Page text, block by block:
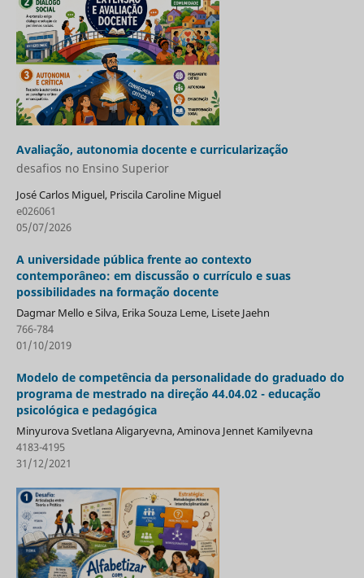
Avaliação, autonomia docente e curricularização
desafios no Ensino Superior
José Carlos Miguel, Priscila Caroline Miguel
e026061
05/07/2026
A universidade pública frente ao contexto
contemporâneo: em discussão o currículo e suas
possibilidades na formação docente
Dagmar Mello e Silva, Erika Souza Leme, Lisete Jaehn
766-784
01/10/2019
Modelo de competência da personalidade do graduado do
programa de mestrado na direção 44.04.02 - educação
psicológica e pedagógica
Minyurova Svetlana Aligaryevna, Aminova Jennet Kamilyevna
4183-4195
31/12/2021